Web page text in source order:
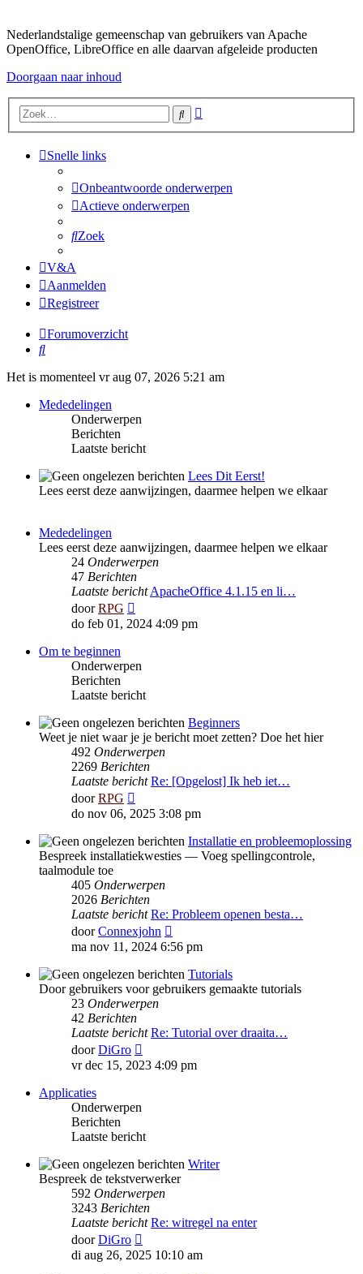
Nederlandstalige gemeenschap van gebruikers van Apache
OpenOffice, LibreOffice en alle daarvan afgeleide producten
Doorgaan naar inhoud
Zoek
Snelle links
Onbeantwoorde onderwerpen
Actieve onderwerpen
Zoek
V&A
Aanmelden
Registreer
Forumoverzicht
Zoek
Het is momenteel vr aug 07, 2026 5:21 am
Mededelingen
Onderwerpen
Berichten
Laatste bericht
Lees Dit Eerst!
Lees eerst deze aanwijzingen, daarmee helpen we elkaar
Mededelingen
Lees eerst deze aanwijzingen, daarmee helpen we elkaar
24 Onderwerpen
47 Berichten
Laatste bericht ApacheOffice 4.1.15 en li…
doorRPG
laatste
do feb 01, 2024 4:09 pm
Om te beginnen
Onderwerpen
Berichten
Laatste bericht
Beginners
Weet je niet waar je je bericht moet zetten? Doe het hier
492 Onderwerpen
2269 Berichten
Laatste bericht Re: [Opgelost] Ik heb iet…
doorRPG
laatste
do nov 06, 2025 3:08 pm
Installatie en probleemoplossing
Bespreek installatiekwesties — Voeg spellingcontrole,
taalmodule toe
405 Onderwerpen
2026 Berichten
Laatste bericht Re: Probleem openen besta…
doorConnexjohn
laatste
bericht
ma nov 11, 2024 6:56 pm
Tutorials
Door gebruikers voor gebruikers gemaakte tutorials
23 Onderwerpen
42 Berichten
Laatste bericht Re: Tutorial over draaita…
doorDiGro
laatste
vr dec 15, 2023 4:09 pm
Applicaties
Onderwerpen
Berichten
Laatste bericht
Writer
Bespreek de tekstverwerker
592 Onderwerpen
3243 Berichten
Laatste bericht Re: witregel na enter
doorDiGro
laatste
di aug 26, 2025 10:10 am